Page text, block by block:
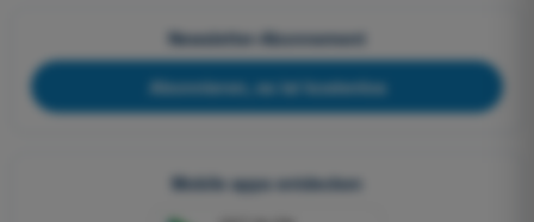
Newsletter-Abonnement
Abonnieren, es ist kostenlos
Mobile apps entdecken